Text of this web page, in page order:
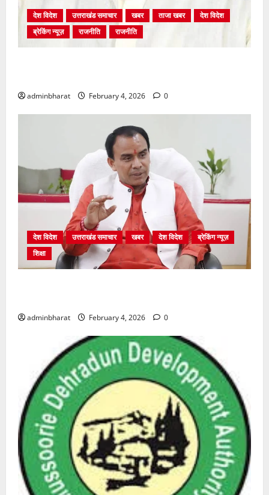
देश विदेश उत्तराखंड समाचार खबर ताजा खबर
देश विदेश
ब्रेकिंग न्यूज़
राजनीति राजनीति
adminbharat February 4, 2026 0
देश विदेश उत्तराखंड समाचार खबर देश विदेश
ब्रेकिंग न्यूज़
शिक्षा
adminbharat February 4, 2026 0